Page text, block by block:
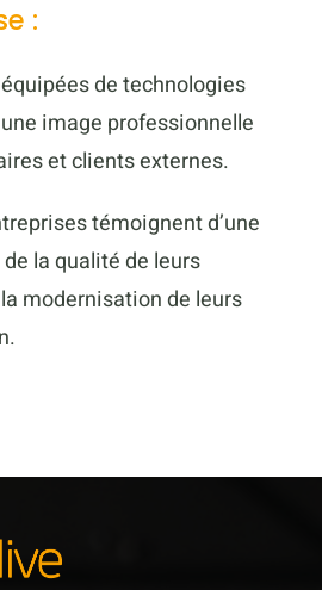
:
de technologies
image professionnelle
et clients externes.
témoignent d’une
la qualité de leurs
modernisation de leurs